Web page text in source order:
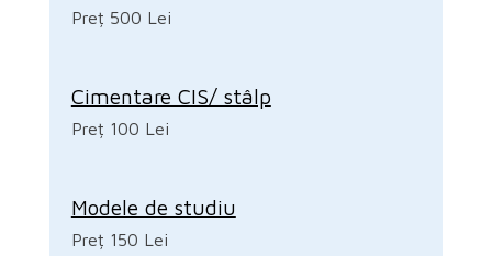
Preț 500 Lei
Cimentare CIS/ stâlp
Preț 100 Lei
Modele de studiu
Preț 150 Lei